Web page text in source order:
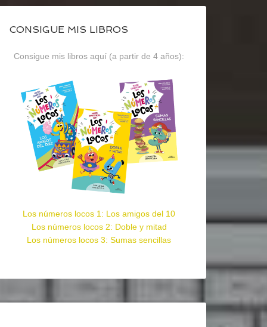
CONSIGUE MIS LIBROS
Consigue mis libros aquí (a partir de 4 años):
Los números locos 1: Los amigos del 10
Los números locos 2: Doble y mitad
Los números locos 3: Sumas sencillas